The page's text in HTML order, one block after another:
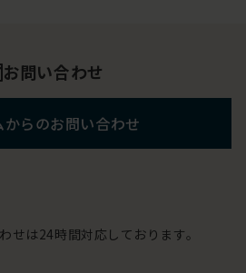
お問い合わせ
からのお問い合わせ
は24時間対応しております。